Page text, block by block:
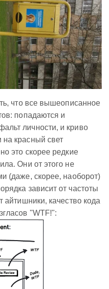
что все вышеописанное
попадаются и
личности, и криво
красный свет
это скорее редкие
Они от этого не
(даже, скорее, наоборот)
зависит от частоты
айтишники, качество кода
"WTF!":